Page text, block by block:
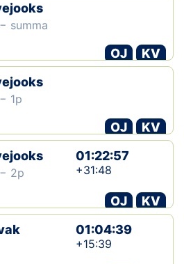
summa
OJ
KV
1p
OJ
KV
2p
01:22:57
+31:48
OJ
KV
01:04:39
+15:39